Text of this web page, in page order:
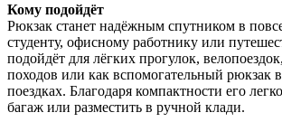
Кому подойдёт
Рюкзак станет надёжным спутником в
студенту, офисному работнику или
подойдёт для лёгких прогулок,
походов или как вспомогательный рюкзак
поездках. Благодаря компактности его
багаж или разместить в ручной клади.